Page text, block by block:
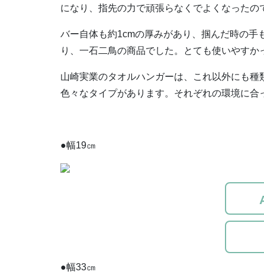
になり、指先の力で頑張らなくでよくなったの
バー自体も約1cmの厚みがあり、掴んだ時の
り、一石二鳥の商品でした。とても使いやすか
山崎実業のタオルハンガーは、これ以外にも
色々なタイプがあります。それぞれの環境に合
●幅19㎝
●幅33㎝